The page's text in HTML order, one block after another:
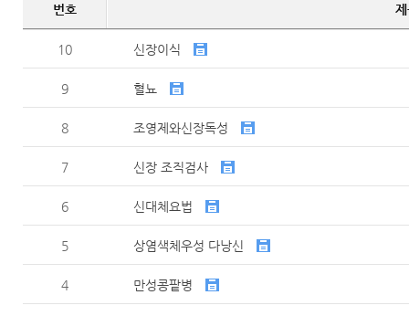
번호
10 신장이식
9 혈뇨
8 조영제와신장독성
7 신장 조직검사
6 신대체요법
5 상염색체우성 다낭신
4 만성콩팥병